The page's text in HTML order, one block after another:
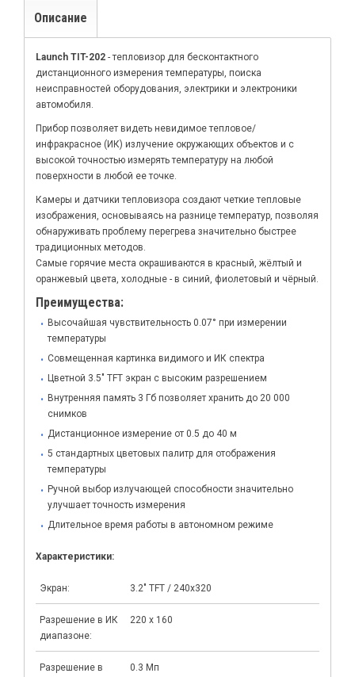
Описание
Launch TIT-202 - тепловизор для бесконтактного
дистанционного измерения температуры, поиска
неисправностей оборудования, электрики и электроники
автомобиля.
Прибор позволяет видеть невидимое тепловое/
инфракрасное (ИК) излучение окружающих объектов и с
высокой точностью измерять температуру на любой
поверхности в любой ее точке.
Камеры и датчики тепловизора создают четкие тепловые
изображения, основываясь на разнице температур, позволяя
обнаруживать проблему перегрева значительно быстрее
традиционных методов.
Самые горячие места окрашиваются в красный, жёлтый и
оранжевый цвета, холодные - в синий, фиолетовый и чёрный.
Преимущества:
Высочайшая чувствительность 0.07° при измерении
температуры
Совмещенная картинка видимого и ИК спектра
Цветной 3.5" TFT экран с высоким разрешением
Внутренняя память 3 Гб позволяет хранить до 20 000
снимков
Дистанционное измерение от 0.5 до 40 м
5 стандартных цветовых палитр для отображения
температуры
Ручной выбор излучающей способности значительно
улучшает точность измерения
Длительное время работы в автономном режиме
Характеристики:
Экран: 3.2" TFT / 240х320
Разрешение в ИК
диапазоне:
220 x 160
Разрешение в
0.3 Мп